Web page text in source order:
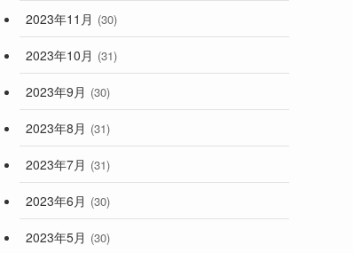
2023年11月 (30)
2023年10月 (31)
2023年9月 (30)
2023年8月 (31)
2023年7月 (31)
2023年6月 (30)
2023年5月 (30)